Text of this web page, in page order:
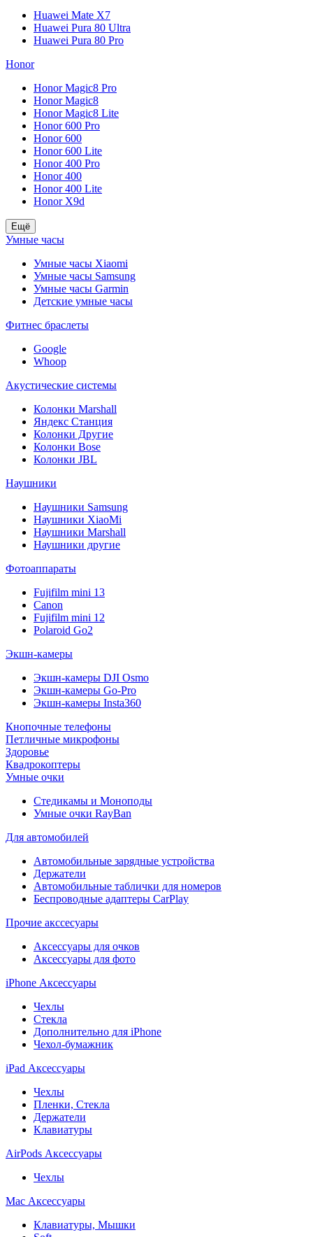
Huawei Mate X7
Huawei Pura 80 Ultra
Huawei Pura 80 Pro
Honor
Honor Magic8 Pro
Honor Magic8
Honor Magic8 Lite
Honor 600 Pro
Honor 600
Honor 600 Lite
Honor 400 Pro
Honor 400
Honor 400 Lite
Honor X9d
Ещё
Умные часы
Умные часы Xiaomi
Умные часы Samsung
Умные часы Garmin
Детские умные часы
Фитнес браслеты
Google
Whoop
Акустические системы
Колонки Marshall
Яндекс Станция
Колонки Другие
Колонки Bose
Колонки JBL
Наушники
Наушники Samsung
Наушники XiaoMi
Наушники Marshall
Наушники другие
Фотоаппараты
Fujifilm mini 13
Canon
Fujifilm mini 12
Polaroid Go2
Экшн-камеры
Экшн-камеры DJI Osmo
Экшн-камеры Go-Pro
Экшн-камеры Insta360
Кнопочные телефоны
Петличные микрофоны
Здоровье
Квадрокоптеры
Умные очки
Стедикамы и Моноподы
Умные очки RayBan
Для автомобилей
Автомобильные зарядные устройства
Держатели
Автомобильные таблички для номеров
Беспроводные адаптеры CarPlay
Прочие акссесуары
Аксессуары для очков
Аксессуары для фото
iPhone Аксессуары
Чехлы
Стекла
Дополнительно для iPhone
Чехол-бумажник
iPad Аксессуары
Чехлы
Пленки, Стекла
Держатели
Клавиатуры
AirPods Аксессуары
Чехлы
Mac Аксессуары
Клавиатуры, Мышки